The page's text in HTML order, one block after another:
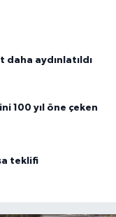
daha aydınlatıldı
100 yıl öne çeken
teklifi